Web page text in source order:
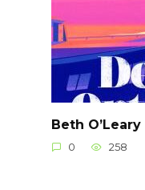
Beth
0 258